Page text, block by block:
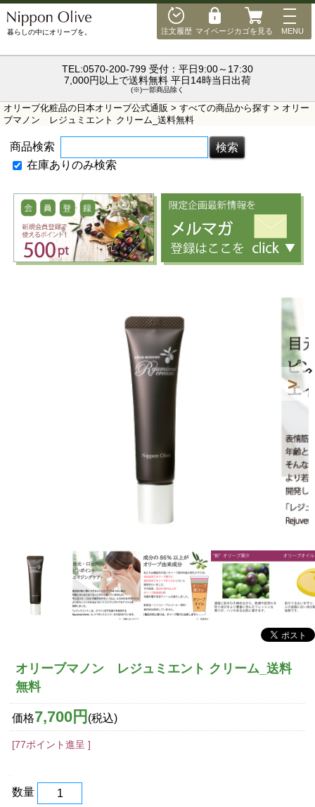
""
注文履歴 マイページカゴを見る
MENU
MENU
暮らしの中にオリーブを。
TEL:0570-200-799 受付：平日9:00～17:30
7,000円以上で送料無料 平日14時当日出荷
(※)一部商品除く
オリーブ化粧品の日本オリーブ公式通販 > すべての商品から探す > オリー
ブマノン レジュミエント クリーム_送料無料
商品検索
在庫ありのみ検索
オリーブマノン レジュミエント クリーム_送料
無料
価格7,700円 (税込)
[77ポイント進呈 ]
数量